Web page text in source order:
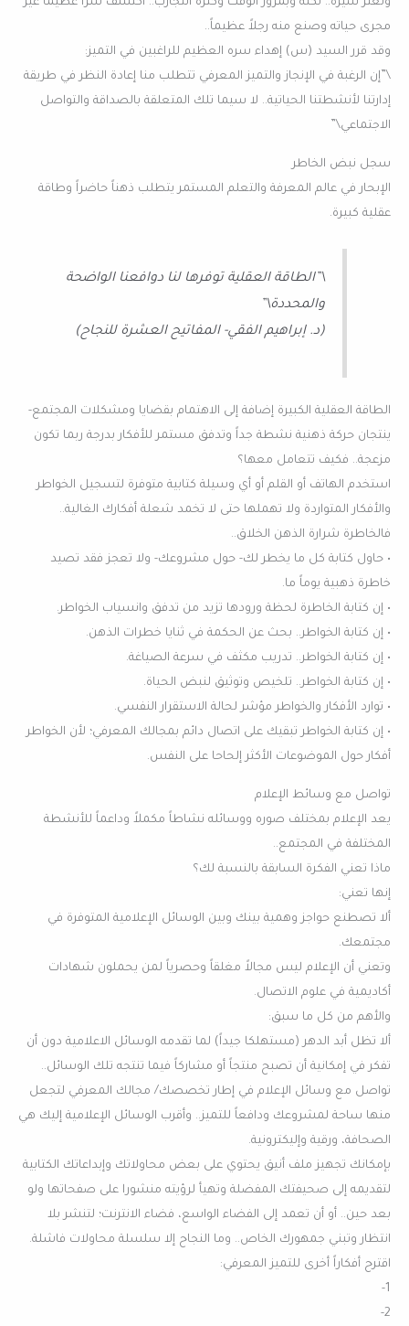
وتعثر سيره.. لكنه وبمرور الوقت وكثرة التجارب.. اكتشف سراً عظيما غير
مجرى حياته وصنع منه رجلاً عظيماً..
وقد قرر السيد (س) إهداء سره العظيم للراغبين في التميز:
\”إن الرغبة في الإنجاز والتميز المعرفي تتطلب منا إعادة النظر في طريقة
إدارتنا لأنشطتنا الحياتية.. لا سيما تلك المتعلقة بالصداقة والتواصل
الاجتماعي\”
سجل نبض الخاطر
الإبحار في عالم المعرفة والتعلم المستمر يتطلب ذهناً حاضراً وطاقة
عقلية كبيرة.
\”الطاقة العقلية توفرها لنا دوافعنا الواضحة
والمحددة\”
(د. إبراهيم الفقي- المفاتيح العشرة للنجاح)
الطاقة العقلية الكبيرة إضافة إلى الاهتمام بقضايا ومشكلات المجتمع-
ينتجان حركة ذهنية نشطة جداً وتدفق مستمر للأفكار بدرجة ربما تكون
مزعجة.. فكيف تتعامل معها؟
استخدم الهاتف أو القلم أو أي وسيلة كتابية متوفرة لتسجيل الخواطر
والأفكار المتواردة ولا تهملها حتى لا تخمد شعلة أفكارك الغالية..
فالخاطرة شرارة الذهن الخلاق..
• حاول كتابة كل ما يخطر لك- حول مشروعك- ولا تعجز فقد تصيد
خاطرة ذهبية يوماً ما.
• إن كتابة الخاطرة لحظة ورودها تزيد من تدفق وانسياب الخواطر.
• إن كتابة الخواطر.. بحث عن الحكمة في ثنايا خطرات الذهن.
• إن كتابة الخواطر.. تدريب مكثف في سرعة الصياغة.
• إن كتابة الخواطر.. تلخيص وتوثيق لنبض الحياة.
• توارد الأفكار والخواطر مؤشر لحالة الاستقرار النفسي.
• إن كتابة الخواطر تبقيك على اتصال دائم بمجالك المعرفي؛ لأن الخواطر
أفكار حول الموضوعات الأكثر إلحاحا على النفس.
تواصل مع وسائط الإعلام
يعد الإعلام بمختلف صوره ووسائله نشاطاً مكملاً وداعماً للأنشطة
المختلفة في المجتمع..
ماذا تعني الفكرة السابقة بالنسبة لك؟
إنها تعني:
ألا تصطنع حواجز وهمية بينك وبين الوسائل الإعلامية المتوفرة في
مجتمعك.
وتعني أن الإعلام ليس مجالاً مغلقاً وحصرياً لمن يحملون شهادات
أكاديمية في علوم الاتصال.
والأهم من كل ما سبق:
ألا تظل أبد الدهر (مستهلكا جيداً) لما تقدمه الوسائل الاعلامية دون أن
تفكر في إمكانية أن تصبح منتجاً أو مشاركاً فيما تنتجه تلك الوسائل..
تواصل مع وسائل الإعلام في إطار تخصصك/ مجالك المعرفي لتجعل
منها ساحة لمشروعك ودافعاً للتميز.. وأقرب الوسائل الإعلامية إليك هي
الصحافة، ورقية وإليكترونية.
بإمكانك تجهيز ملف أنيق يحتوي على بعض محاولاتك وإبداعاتك الكتابية
لتقديمه إلى صحيفتك المفضلة وتهيأ لرؤيته منشورا على صفحاتها ولو
بعد حين.. أو أن تعمد إلى الفضاء الواسع، فضاء الانترنت؛ لتنشر بلا
انتظار وتبني جمهورك الخاص.. وما النجاح إلا سلسلة محاولات فاشلة.
اقترح أفكاراً أخرى للتميز المعرفي:
1-
2-